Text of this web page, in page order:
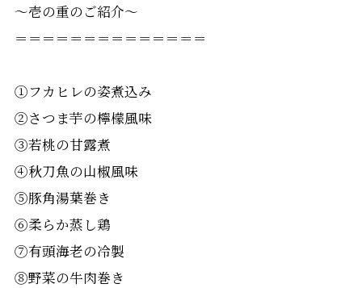
〜壱の重のご紹介〜
＝＝＝＝＝＝＝＝＝＝＝＝＝＝
①フカヒレの姿煮込み
②さつま芋の檸檬風味
③若桃の甘露煮
④秋刀魚の山椒風味
⑤豚角湯葉巻き
⑥柔らか蒸し鶏
⑦有頭海老の冷製
⑧野菜の牛肉巻き